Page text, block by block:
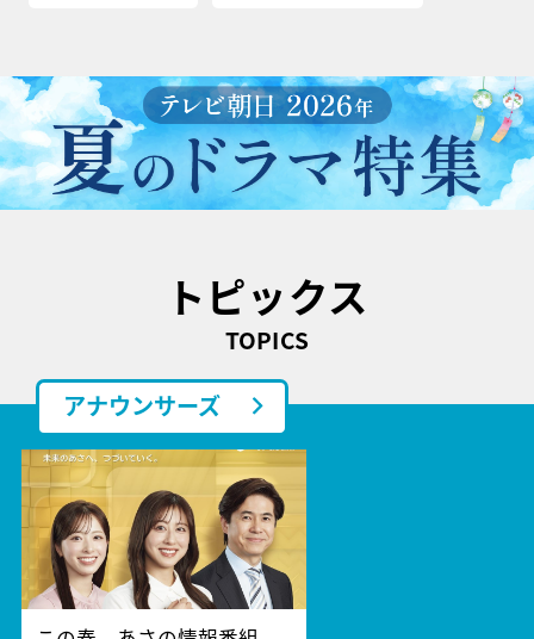
トピックス
TOPICS
アナウンサーズ